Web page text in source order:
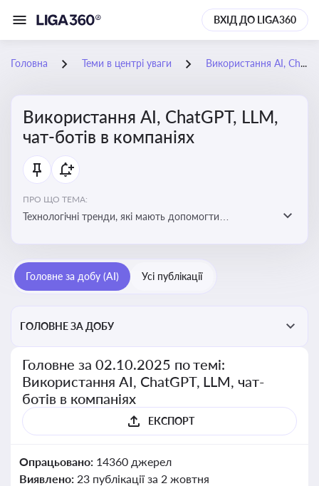
ВХІД ДО LIGA360
Головна Теми в центрі уваги Використання AI, ChatGPT, LLM, чат-ботів в компаніях
Використання AI, ChatGPT, LLM,
чат-ботів в компаніях
ПРО ЩО ТЕМА:
Технологічні тренди, які мають допомогти
ефективність і знизити витрати компаній
Головне за добу (AI) Усі публікації
ГОЛОВНЕ ЗА ДОБУ
Головне за 02.10.2025 по темі:
Використання AI, ChatGPT, LLM, чат-
ботів в компаніях
ЕКСПОРТ
Опрацьовано: 14360 джерел
Виявлено: 23 публікації за 2 жовтня